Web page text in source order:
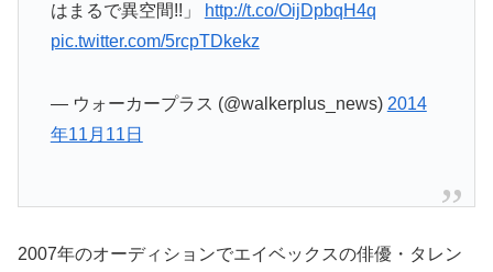
はまるで異空間!!」
http://t.co/OijDpbqH4q
pic.twitter.com/5rcpTDkekz
— ウォーカープラス (@walkerplus_news) 2014
年11月11日
2007年のオーディションでエイベックスの俳優・タレン